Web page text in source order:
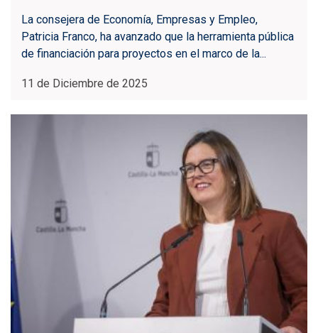
La consejera de Economía, Empresas y Empleo,
Patricia Franco, ha avanzado que la herramienta pública
de financiación para proyectos en el marco de la...
11 de Diciembre de 2025